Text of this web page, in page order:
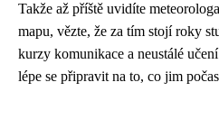
Takže až příště uvidíte
mapu, vězte, že za tím stojí roky
kurzy komunikace a neustálé
lépe se připravit na to, co jim